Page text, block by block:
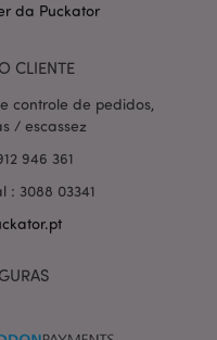
da Puckator
CLIENTE
controle de pedidos,
/ escassez
946 361
: 3088 03341
www.puckator.pt
.www.puckator.pt